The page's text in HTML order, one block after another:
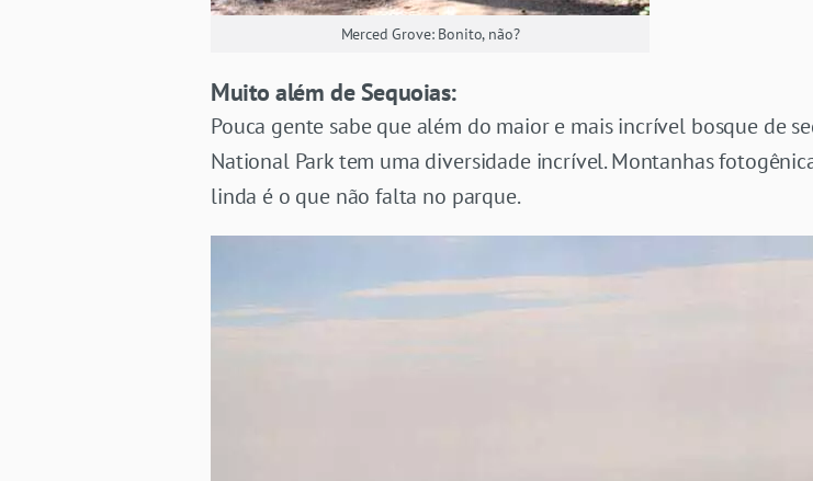
Merced Grove: Bonito, não?
Muito além de Sequoias:
Pouca gente sabe que além do maior e mais incrível bosque de
National Park tem uma diversidade incrível. Montanhas
linda é o que não falta no parque.